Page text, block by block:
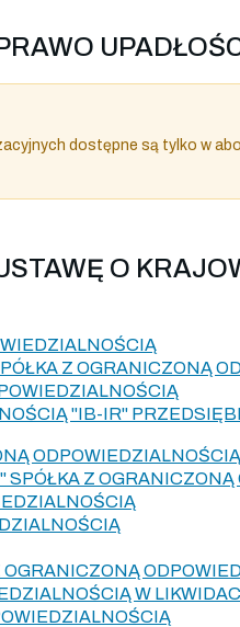
dostępne są tylko w
O
Z OGRANICZONĄ
"IB-IR"
ODPOWIEDZIALNOŚCIĄ
Z
W